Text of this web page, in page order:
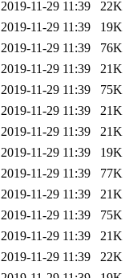
2019-11-29 11:39
22K
2019-11-29 11:39
19K
2019-11-29 11:39
76K
2019-11-29 11:39
21K
2019-11-29 11:39
75K
2019-11-29 11:39
21K
2019-11-29 11:39
21K
2019-11-29 11:39
19K
2019-11-29 11:39
77K
2019-11-29 11:39
21K
2019-11-29 11:39
75K
2019-11-29 11:39
21K
2019-11-29 11:39
22K